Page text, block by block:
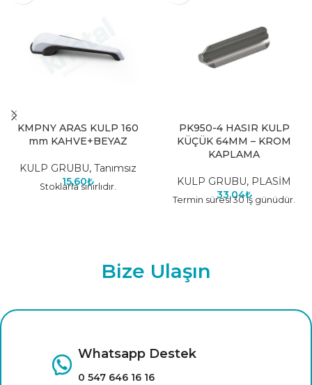
KMPNY ARAS KULP 160
mm KAHVE+BEYAZ
KULP GRUBU, Tanımsız
15,60₺
Stoklarla sınırlıdır.
PK950-4 HASIR KULP
KÜÇÜK 64MM – KROM
KAPLAMA
KULP GRUBU, PLASİM
33,04₺
Termin süresi 30 iş günüdür.
Bize Ulaşın
Çağrı Merkezi
0 224 777 00 72